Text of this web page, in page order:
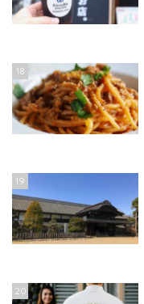
18
19
20